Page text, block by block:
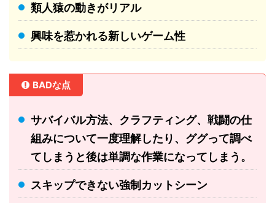
類人猿の動きがリアル
興味を惹かれる新しいゲーム性
BADな点
サバイバル方法、クラフティング、戦闘の仕
組みについて一度理解したり、ググって調べ
てしまうと後は単調な作業になってしまう。
スキップできない強制カットシーン